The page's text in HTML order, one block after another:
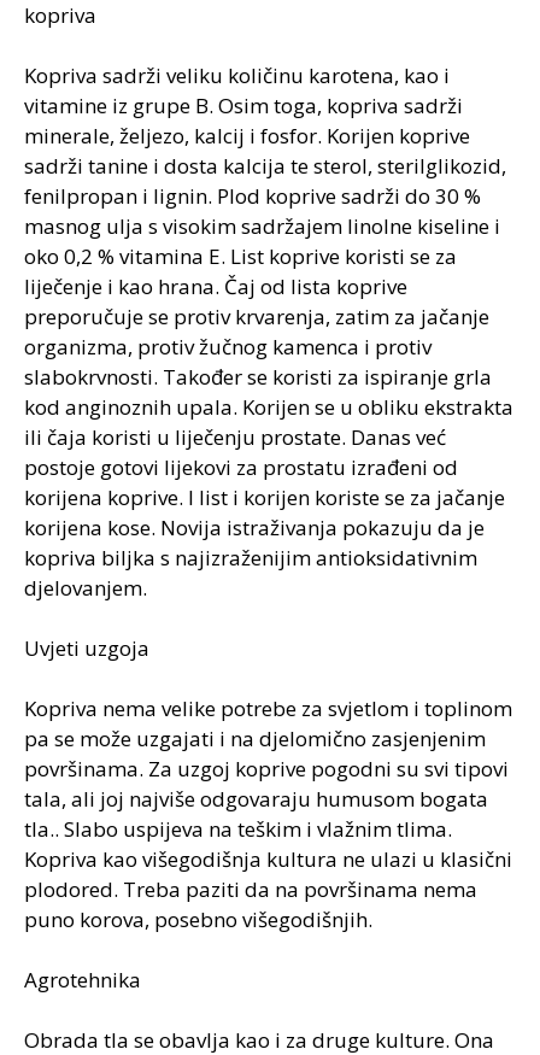
kopriva
Kopriva sadrži veliku količinu karotena, kao i
vitamine iz grupe B. Osim toga, kopriva sadrži
minerale, željezo, kalcij i fosfor. Korijen koprive
sadrži tanine i dosta kalcija te sterol, sterilglikozid,
fenilpropan i lignin. Plod koprive sadrži do 30 %
masnog ulja s visokim sadržajem linolne kiseline i
oko 0,2 % vitamina E. List koprive koristi se za
liječenje i kao hrana. Čaj od lista koprive
preporučuje se protiv krvarenja, zatim za jačanje
organizma, protiv žučnog kamenca i protiv
slabokrvnosti. Također se koristi za ispiranje grla
kod anginoznih upala. Korijen se u obliku ekstrakta
ili čaja koristi u liječenju prostate. Danas već
postoje gotovi lijekovi za prostatu izrađeni od
korijena koprive. I list i korijen koriste se za jačanje
korijena kose. Novija istraživanja pokazuju da je
kopriva biljka s najizraženijim antioksidativnim
djelovanjem.
Uvjeti uzgoja
Kopriva nema velike potrebe za svjetlom i toplinom
pa se može uzgajati i na djelomično zasjenjenim
površinama. Za uzgoj koprive pogodni su svi tipovi
tala, ali joj najviše odgovaraju humusom bogata
tla.. Slabo uspijeva na teškim i vlažnim tlima.
Kopriva kao višegodišnja kultura ne ulazi u klasični
plodored. Treba paziti da na površinama nema
puno korova, posebno višegodišnjih.
Agrotehnika
Obrada tla se obavlja kao i za druge kulture. Ona